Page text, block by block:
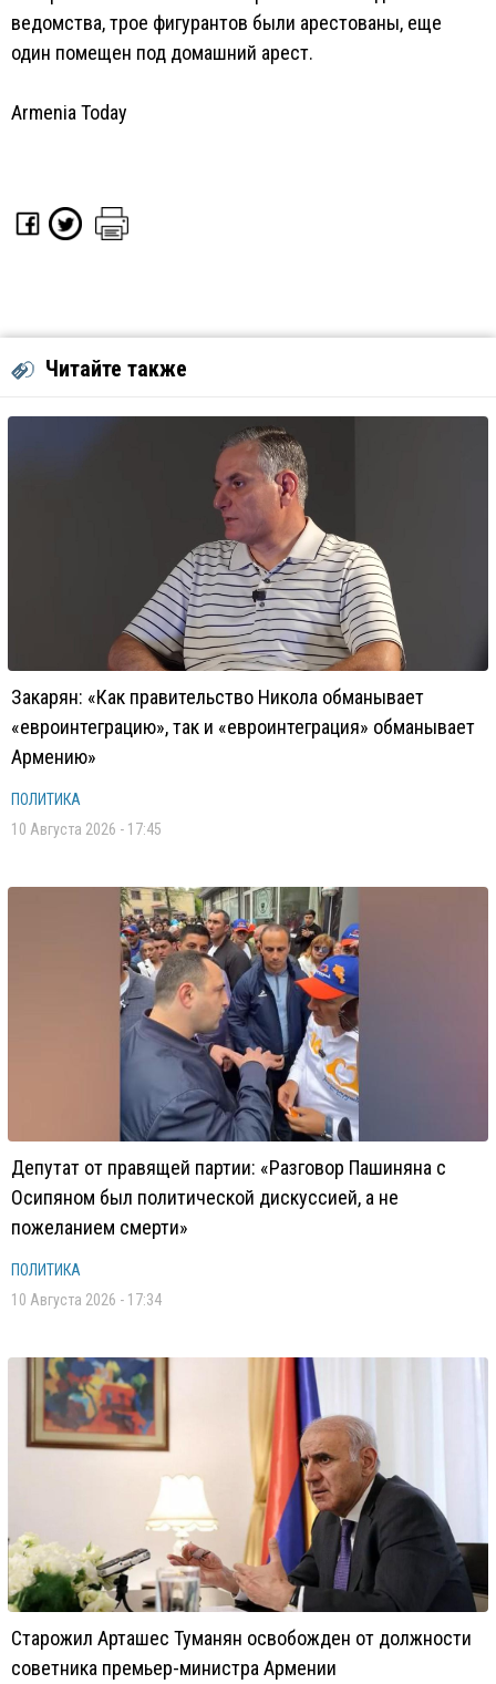
ведомства, трое фигурантов были арестованы, еще
один помещен под домашний арест.
Armenia Today
Читайте также
Закарян: «Как правительство Никола обманывает
«евроинтеграцию», так и «евроинтеграция» обманывает
Армению»
ПОЛИТИКА
10 Августа 2026 - 17:45
Депутат от правящей партии: «Разговор Пашиняна с
Осипяном был политической дискуссией, а не
пожеланием смерти»
ПОЛИТИКА
10 Августа 2026 - 17:34
Старожил Арташес Туманян освобожден от должности
советника премьер-министра Армении